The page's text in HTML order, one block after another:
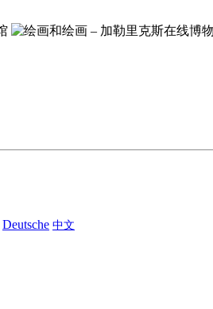
Deutsche 中文